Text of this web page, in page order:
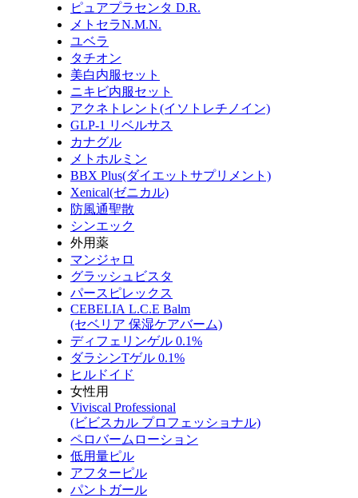
ピュアプラセンタ D.R.
メトセラN.M.N.
ユベラ
タチオン
美白内服セット
ニキビ内服セット
アクネトレント(イソトレチノイン)
GLP-1 リベルサス
カナグル
メトホルミン
BBX Plus(ダイエットサプリメント)
Xenical(ゼニカル)
防風通聖散
シンエック
外用薬
マンジャロ
グラッシュビスタ
パースピレックス
CEBELIA L.C.E Balm
(セベリア 保湿ケアバーム)
ディフェリンゲル 0.1%
ダラシンTゲル 0.1%
ヒルドイド
女性用
Viviscal Professional
(ビビスカル プロフェッショナル)
ペロバームローション
低用量ピル
アフターピル
パントガール